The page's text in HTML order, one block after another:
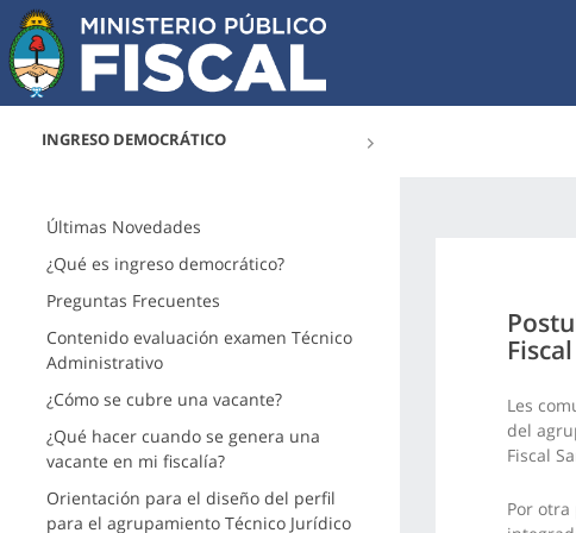
INGRESO DEMOCRÁTICO
Últimas Novedades
¿Qué es ingreso democrático?
Preguntas Frecuentes
Contenido evaluación examen Técnico
Administrativo
¿Cómo se cubre una vacante?
¿Qué hacer cuando se genera una
vacante en mi fiscalía?
Orientación para el diseño del perfil
para el agrupamiento Técnico Jurídico
Les
del
Fiscal
Por